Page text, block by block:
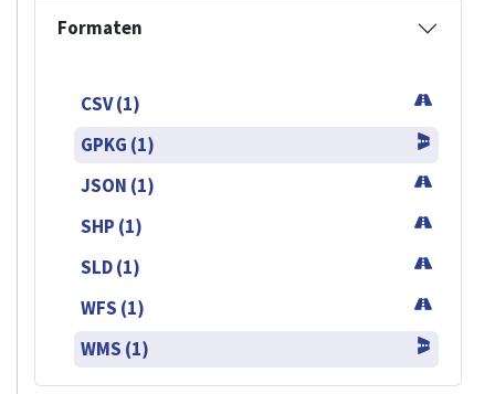
Formaten
CSV (1)
GPKG (1)
JSON (1)
SHP (1)
SLD (1)
WFS (1)
WMS (1)